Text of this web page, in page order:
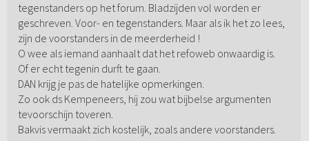
tegenstanders op het forum. Bladzijden vol worden er
geschreven. Voor- en tegenstanders. Maar als ik het zo lees,
zijn de voorstanders in de meerderheid !
O wee als iemand aanhaalt dat het refoweb onwaardig is.
Of er echt tegenin durft te gaan.
DAN krijg je pas de hatelijke opmerkingen.
Zo ook ds Kempeneers, hij zou wat bijbelse argumenten
tevoorschijn toveren.
Bakvis vermaakt zich kostelijk, zoals andere voorstanders.